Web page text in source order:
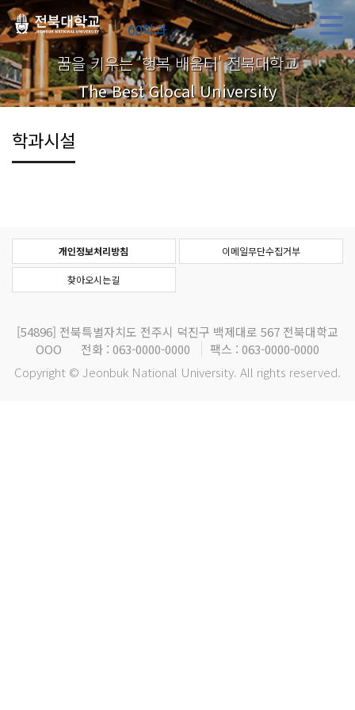
00학과
꿈을 키우는 '행복 배움터' 전북대학교
The Best Glocal University
학과시설
개인정보처리방침 이메일무단수집거부
찾아오시는길
[54896] 전북특별자치도 전주시 덕진구 백제대로 567 전북대학교
OOO
전화 : 063-0000-0000
팩스 : 063-0000-0000
Copyright © Jeonbuk National University. All rights reserved.